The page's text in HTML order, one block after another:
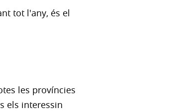
tot l'any, és el
les províncies
els interessin